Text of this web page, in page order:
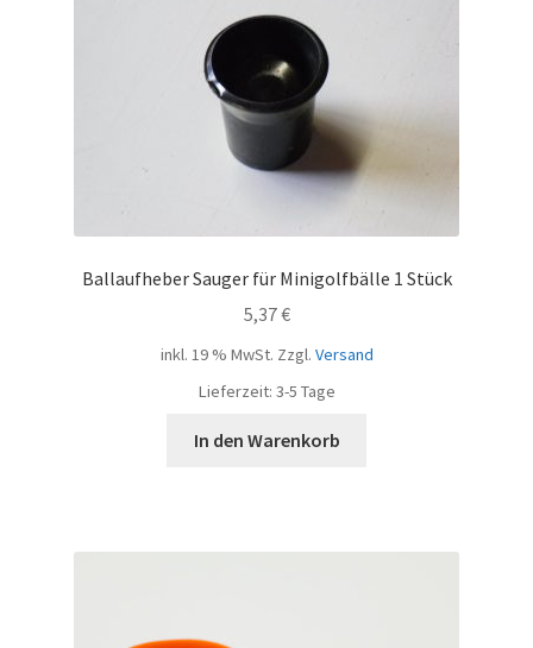
Ballaufheber Sauger für Minigolfbälle 1 Stück
5,37€
inkl. 19 % MwSt. Zzgl. Versand
Lieferzeit: 3-5 Tage
In den Warenkorb